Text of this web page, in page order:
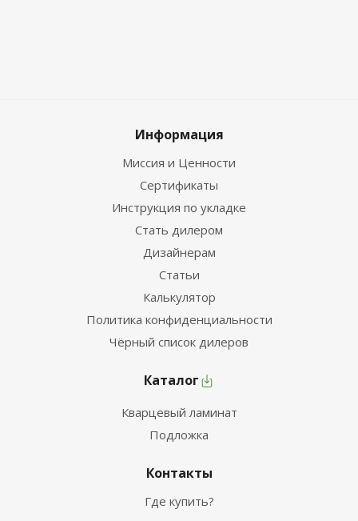
Информация
Миссия и Ценности
Сертификаты
Инструкция по укладке
Стать дилером
Дизайнерам
Статьи
Калькулятор
Политика конфиденциальности
Чёрный список дилеров
Каталог
Кварцевый ламинат
Подложка
Контакты
Где купить?